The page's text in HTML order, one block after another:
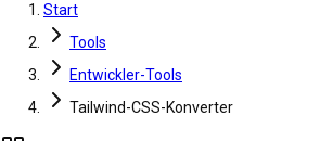
Start
Tools
Entwickler-Tools
Tailwind-CSS-Konverter